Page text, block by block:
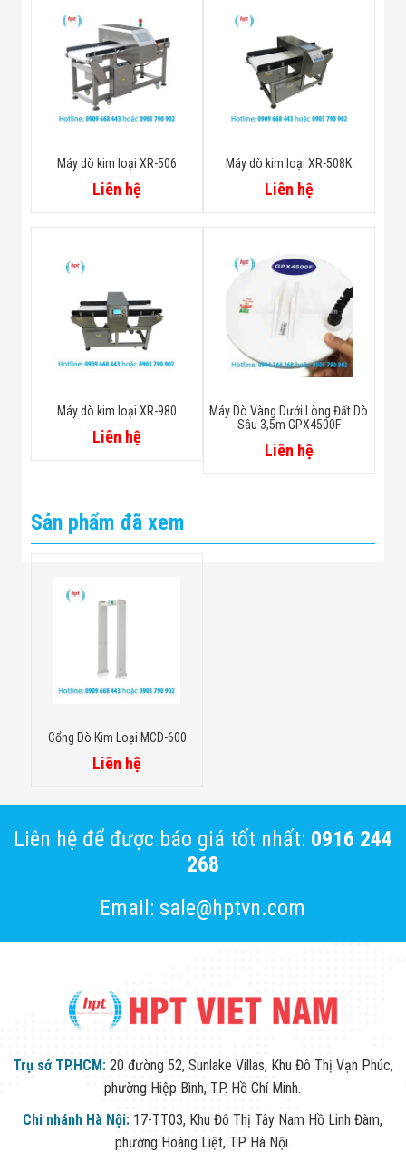
Máy dò kim loại XR-506
Liên hệ
Máy dò kim loại XR-508K
Liên hệ
Máy dò kim loại XR-980
Liên hệ
Máy Dò Vàng Dưới Lòng Đất Dò
Sâu 3,5m GPX4500F
Liên hệ
Sản phẩm đã xem
Cổng Dò Kim Loại MCD-600
Liên hệ
Liên hệ để được báo giá tốt nhất: 0916 244
268
Email: sale@hptvn.com
Trụ sở TP.HCM: 20 đường 52, Sunlake Villas, Khu Đô Thị Vạn Phúc,
phường Hiệp Bình, TP. Hồ Chí Minh.
Chi nhánh Hà Nội: 17-TT03, Khu Đô Thị Tây Nam Hồ Linh Đàm,
phường Hoàng Liệt, TP. Hà Nội.